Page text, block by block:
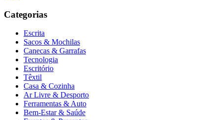
Categorias
Escrita
Sacos & Mochilas
Canecas & Garrafas
Tecnologia
Escritório
Têxtil
Casa & Cozinha
Ar Livre & Desporto
Ferramentas & Auto
Bem-Estar & Saúde